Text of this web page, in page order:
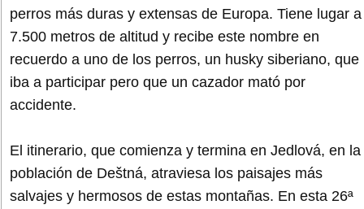
perros más duras y extensas de Europa. Tiene lugar a
7.500 metros de altitud y recibe este nombre en
recuerdo a uno de los perros, un husky siberiano, que
iba a participar pero que un cazador mató por
accidente.
El itinerario, que comienza y termina en Jedlová, en la
población de Deštná, atraviesa los paisajes más
salvajes y hermosos de estas montañas. En esta 26ª